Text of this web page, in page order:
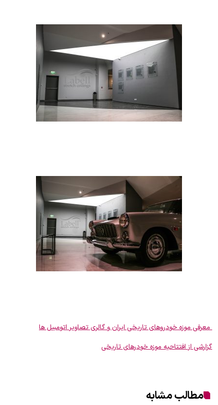
معرفی موزه خودروهای تاریخی ایران و گالری تصاویر اتومبیل ها
گزارشی از افتتاحیه موزه خودرهای تاریخی
مطالب مشابه